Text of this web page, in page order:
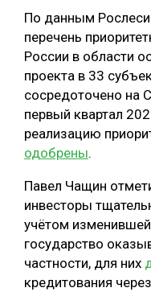
По данным
перечень
России в области
проекта в 33
сосредоточено на
первый квартал
реализацию
одобрены.
Павел Чащин
инвесторы
учётом
государство
частности, для них
кредитования